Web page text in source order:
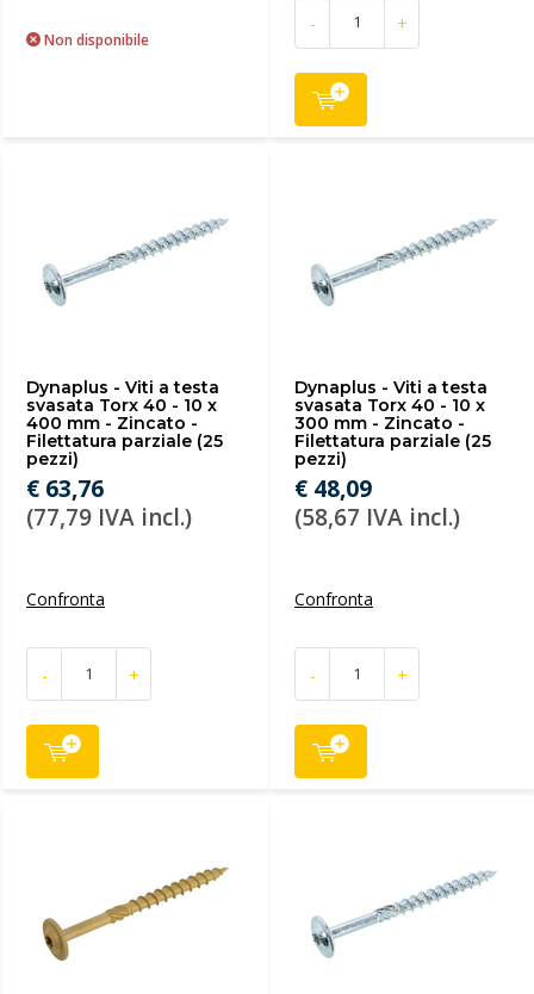
Non disponibile
- +
Dynaplus - Viti a testa
svasata Torx 40 - 10 x
400 mm - Zincato -
Filettatura parziale (25
pezzi)
€ 63,76
(77,79 IVA incl.)
Confronta
- +
Dynaplus - Viti a testa
svasata Torx 40 - 10 x
300 mm - Zincato -
Filettatura parziale (25
pezzi)
€ 48,09
(58,67 IVA incl.)
Confronta
- +